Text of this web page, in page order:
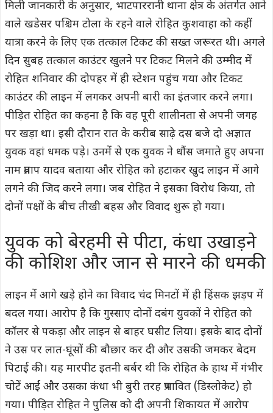
मिली जानकारी के अनुसार, भाटपाररानी थाना क्षेत्र के अंतर्गत आने
वाले खडेसर पश्चिम टोला के रहने वाले रोहित कुशवाहा को कहीं
यात्रा करने के लिए एक तत्काल टिकट की सख्त जरूरत थी। अगले
दिन सुबह तत्काल काउंटर खुलने पर टिकट मिलने की उम्मीद में
रोहित शनिवार की दोपहर में ही स्टेशन पहुंच गया और टिकट
काउंटर की लाइन में लगकर अपनी बारी का इंतजार करने लगा।
पीड़ित रोहित का कहना है कि वह पूरी शालीनता से अपनी जगह
पर खड़ा था। इसी दौरान रात के करीब साढ़े दस बजे दो अज्ञात
युवक वहां धमक पड़े। उनमें से एक युवक ने धौंस जमाते हुए अपना
नाम प्रताप यादव बताया और रोहित को हटाकर खुद लाइन में आगे
लगने की जिद करने लगा। जब रोहित ने इसका विरोध किया, तो
दोनों पक्षों के बीच तीखी बहस और विवाद शुरू हो गया।
युवक को बेरहमी से पीटा, कंधा उखाड़ने
की कोशिश और जान से मारने की धमकी
लाइन में आगे खड़े होने का विवाद चंद मिनटों में ही हिंसक झड़प में
बदल गया। आरोप है कि गुस्साए दोनों दबंग युवकों ने रोहित को
कॉलर से पकड़ा और लाइन से बाहर घसीट लिया। इसके बाद दोनों
ने उस पर लात-घूंसों की बौछार कर दी और उसकी जमकर बेदम
पिटाई की। यह मारपीट इतनी बर्बर थी कि रोहित के हाथ में गंभीर
चोटें आईं और उसका कंधा भी बुरी तरह प्रभावित (डिस्लोकेट) हो
गया। पीड़ित रोहित ने पुलिस को दी अपनी शिकायत में आरोप